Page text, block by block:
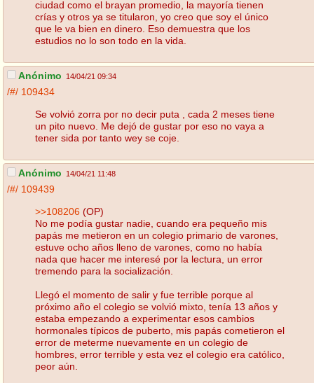
ciudad como el brayan promedio, la mayoría tienen
crías y otros ya se titularon, yo creo que soy el único
que le va bien en dinero. Eso demuestra que los
estudios no lo son todo en la vida.
Anónimo 14/04/21 09:34
/#/ 109434
Se volvió zorra por no decir puta , cada 2 meses tiene
un pito nuevo. Me dejó de gustar por eso no vaya a
tener sida por tanto wey se coje.
Anónimo 14/04/21 11:48
/#/ 109439
>>108206 (OP)
No me podía gustar nadie, cuando era pequeño mis
papás me metieron en un colegio primario de varones,
estuve ocho años lleno de varones, como no había
nada que hacer me interesé por la lectura, un error
tremendo para la socialización.
Llegó el momento de salir y fue terrible porque al
próximo año el colegio se volvió mixto, tenía 13 años y
estaba empezando a experimentar esos cambios
hormonales típicos de puberto, mis papás cometieron el
error de meterme nuevamente en un colegio de
hombres, error terrible y esta vez el colegio era católico,
peor aún.